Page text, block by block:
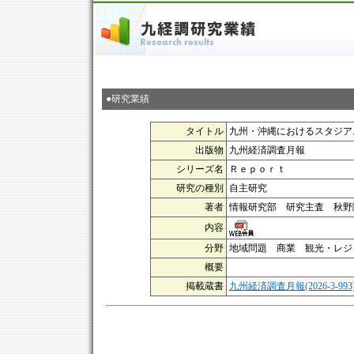
●研究業績
タイトル 九州・沖縄におけるスタジ
出版物
九州経済調査月報
シリーズ名
Ｒｅｐｏｒｔ
研究の種別
自主研究
著者 情報研究部 研究主査 秋野
内容
分野 地域問題 商業 観光・レ
概要
掲載蔵書 九州経済調査月報(2026-3-